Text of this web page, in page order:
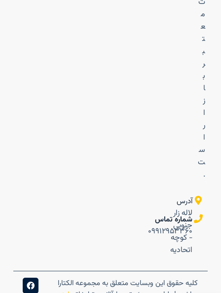
م
ع
ت
ب
ر
ب
ا
ز
ا
ر
ا
س
ت
.
آدرس
لاله زار
جنوبی
- کوچه
اتحادیه
شماره تماس
۰۹۹۱۲۹۵۳۳۶۰
کلیه حقوق این وبسایت متعلق به مجموعه الکتارا